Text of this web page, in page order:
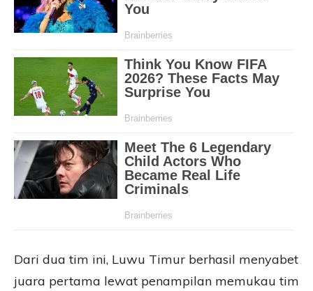
Dari dua tim ini, Luwu Timur berhasil menyabet
juara pertama lewat penampilan memukau tim